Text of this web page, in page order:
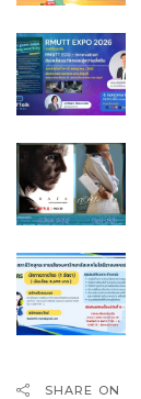
SHARE ON